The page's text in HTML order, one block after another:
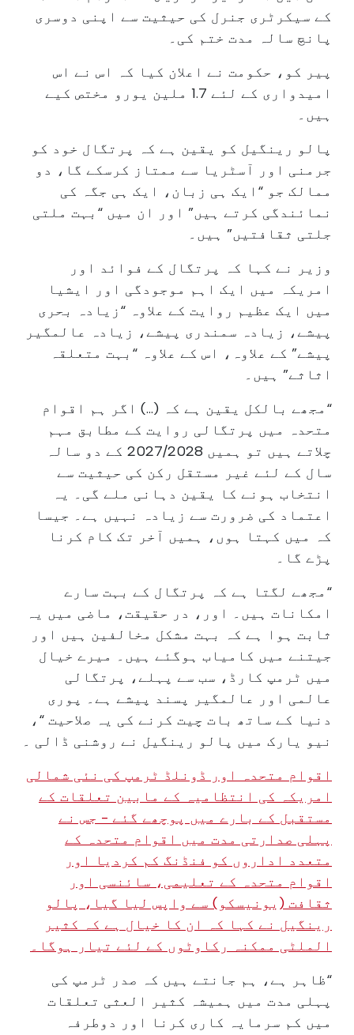
کے سیکرٹری جنرل کی حیثیت سے اپنی دوسری
پانچ سالہ مدت ختم کی۔
پیر کو، حکومت نے اعلان کیا کہ اس نے اس
امیدواری کے لئے 1.7 ملین یورو مختص کیے
ہیں۔
پالو رینگیل کو یقین ہے کہ پرتگال خود کو
جرمنی اور آسٹریا سے ممتاز کرسکے گا، دو
ممالک جو “ایک ہی زبان، ایک ہی جگہ کی
نمائندگی کرتے ہیں” اور ان میں “بہت ملتی
جلتی ثقافتیں” ہیں۔
وزیر نے کہا کہ پرتگال کے فوائد اور
امریکہ میں ایک اہم موجودگی اور ایشیا
میں ایک عظیم روایت کے علاوہ “زیادہ بحری
پیشے، زیادہ سمندری پیشے، زیادہ عالمگیر
پیشے” کے علاوہ، اس کے علاوہ “بہت متعلقہ
اثاثے” ہیں۔
“مجھے بالکل یقین ہے کہ (...) اگر ہم اقوام
متحدہ میں پرتگالی روایت کے مطابق مہم
چلاتے ہیں تو ہمیں 2027/2028 کے دو سالہ
سال کے لئے غیر مستقل رکن کی حیثیت سے
انتخاب ہونے کا یقین دہانی ملے گی۔ یہ
اعتماد کی ضرورت سے زیادہ نہیں ہے۔ جیسا
کہ میں کہتا ہوں، ہمیں آخر تک کام کرنا
پڑے گا۔
“مجھے لگتا ہے کہ پرتگال کے بہت سارے
امکانات ہیں۔ اور، در حقیقت، ماضی میں یہ
ثابت ہوا ہے کہ بہت مشکل مخالفین ہیں اور
جیتنے میں کامیاب ہوگئے ہیں۔ میرے خیال
میں ٹرمپ کارڈ، سب سے پہلے، پرتگالی
عالمی اور عالمگیر پسند پیشے ہے۔ پوری
دنیا کے ساتھ بات چیت کرنے کی یہ صلاحیت “،
نیو یارک میں پالو رینگیل نے روشنی ڈالی ۔
اقوام متحدہ اور ڈونلڈ ٹرمپ کی نئی شمالی
امریکہ کی انتظامیہ کے مابین تعلقات کے
مستقبل کے بارے میں پوچھے گئے - جس نے
پہلی صدارتی مدت میں اقوام متحدہ کے
متعدد اداروں کو فنڈنگ کم کردیا اور
اقوام متحدہ کے تعلیمی، سائنسی اور
ثقافت (یونیسکو) سے واپس لیا گیا، پالو
رینگیل نے کہا کہ ان کا خیال ہے کہ کثیر
الملٹی ممکنہ رکاوٹوں کے لئے تیار ہوگا۔
“ظاہر ہے، ہم جانتے ہیں کہ صدر ٹرمپ کی
پہلی مدت میں ہمیشہ کثیر العثی تعلقات
میں کم سرمایہ کاری کرنا اور دوطرفہ